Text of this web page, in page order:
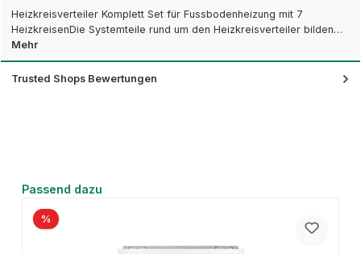
Heizkreisverteiler Komplett Set für Fussbodenheizung mit 7
HeizkreisenDie Systemteile rund um den Heizkreisverteiler bilden…
Mehr
Trusted Shops Bewertungen
Produktgalerie überspringen
Passend dazu
%